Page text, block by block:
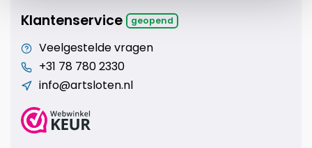
Klantenservice geopend
Veelgestelde vragen
+31 78 780 2330
info@artsloten.nl